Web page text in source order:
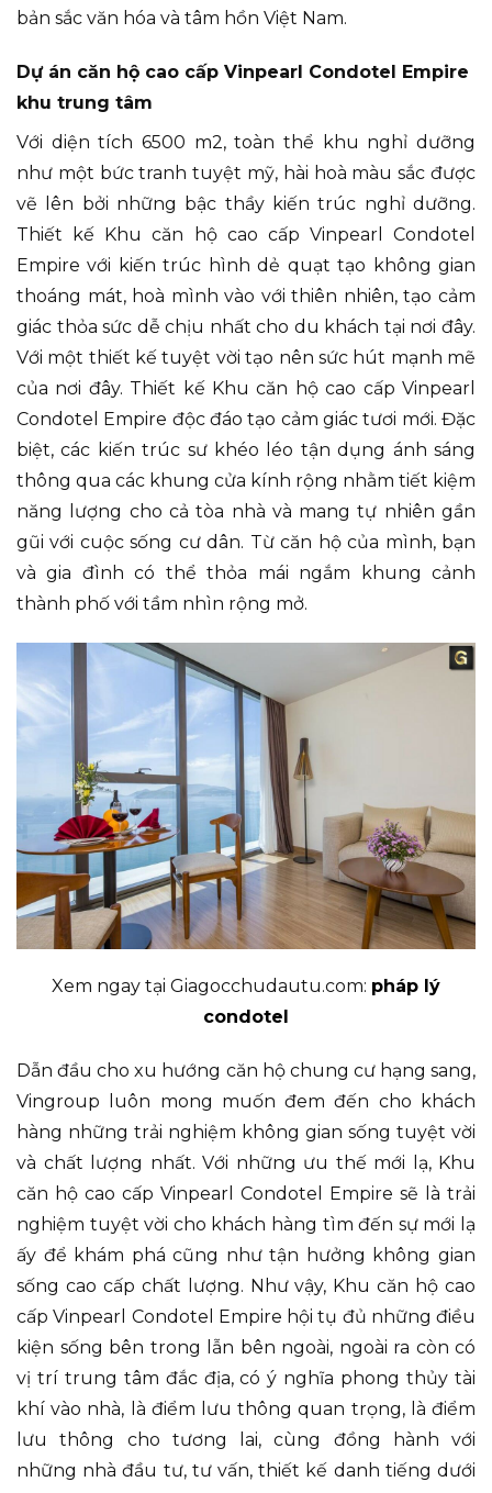
bản sắc văn hóa và tâm hồn Việt Nam.
Dự án căn hộ cao cấp Vinpearl Condotel Empire
khu trung tâm
Với diện tích 6500 m2, toàn thể khu nghỉ dưỡng
như một bức tranh tuyệt mỹ, hài hoà màu sắc được
vẽ lên bởi những bậc thầy kiến trúc nghỉ dưỡng.
Thiết kế Khu căn hộ cao cấp Vinpearl Condotel
Empire với kiến trúc hình dẻ quạt tạo không gian
thoáng mát, hoà mình vào với thiên nhiên, tạo cảm
giác thỏa sức dễ chịu nhất cho du khách tại nơi đây.
Với một thiết kế tuyệt vời tạo nên sức hút mạnh mẽ
của nơi đây. Thiết kế Khu căn hộ cao cấp Vinpearl
Condotel Empire độc đáo tạo cảm giác tươi mới. Đặc
biệt, các kiến trúc sư khéo léo tận dụng ánh sáng
thông qua các khung cửa kính rộng nhằm tiết kiệm
năng lượng cho cả tòa nhà và mang tự nhiên gần
gũi với cuộc sống cư dân. Từ căn hộ của mình, bạn
và gia đình có thể thỏa mái ngắm khung cảnh
thành phố với tầm nhìn rộng mở.
Xem ngay tại Giagocchudautu.com: pháp lý
condotel
Dẫn đầu cho xu hướng căn hộ chung cư hạng sang,
Vingroup luôn mong muốn đem đến cho khách
hàng những trải nghiệm không gian sống tuyệt vời
và chất lượng nhất. Với những ưu thế mới lạ, Khu
căn hộ cao cấp Vinpearl Condotel Empire sẽ là trải
nghiệm tuyệt vời cho khách hàng tìm đến sự mới lạ
ấy để khám phá cũng như tận hưởng không gian
sống cao cấp chất lượng. Như vậy, Khu căn hộ cao
cấp Vinpearl Condotel Empire hội tụ đủ những điều
kiện sống bên trong lẫn bên ngoài, ngoài ra còn có
vị trí trung tâm đắc địa, có ý nghĩa phong thủy tài
khí vào nhà, là điểm lưu thông quan trọng, là điểm
lưu thông cho tương lai, cùng đồng hành với
những nhà đầu tư, tư vấn, thiết kế danh tiếng dưới